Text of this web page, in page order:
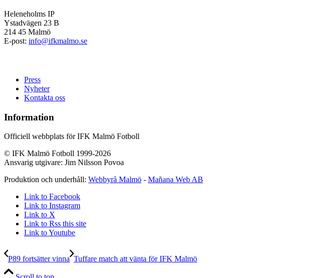
Heleneholms IP
Ystadvägen 23 B
214 45 Malmö
E-post: info@ifkmalmo.se
Press
Nyheter
Kontakta oss
Information
Officiell webbplats för IFK Malmö Fotboll
© IFK Malmö Fotboll 1999-2026
Ansvarig utgivare: Jim Nilsson Povoa
Produktion och underhåll: Webbyrå Malmö - Mañana Web AB
Link to Facebook
Link to Instagram
Link to X
Link to Rss this site
Link to Youtube
P89 fortsätter vinna Tuffare match att vänta för IFK Malmö